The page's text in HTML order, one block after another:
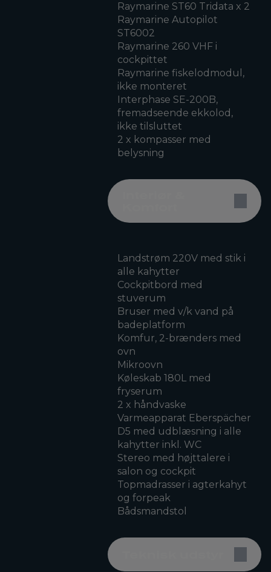
Raymarine ST60 Tridata x 2
Raymarine Autopilot
ST6002
Raymarine 260 VHF i
cockpittet
Raymarine fiskelodmodul,
ikke monteret
Interphase SE-200B,
fremadseende ekkolod,
ikke tilsluttet
2 x kompasser med
belysning
Landstrøm 220V med stik i
alle kahytter
Cockpitbord med
stuverum
Bruser med v/k vand på
badeplatform
Komfur, 2-brænders med
ovn
Mikroovn
Køleskab 180L med
fryserum
2 x håndvaske
Varmeapparat Eberspächer
D5 med udblæsning i alle
kahytter inkl. WC
Stereo med højttalere i
salon og cockpit
Topmadrasser i agterkahyt
og forpeak
Bådsmandstol